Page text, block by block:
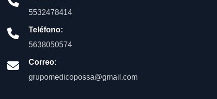
5532478414
Teléfono:
5638050574
Correo:
grupomedicopossa@gmail.com